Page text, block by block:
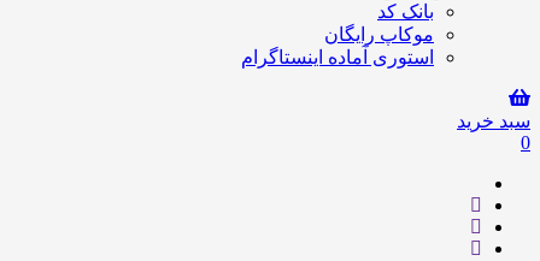
بانک کد
موکاپ رایگان
استوری آماده اینستاگرام
سبد خرید
0